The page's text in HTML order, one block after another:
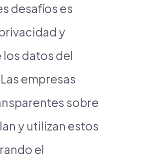
desafíos es
y
datos del
empresas
sobre
y utilizan estos
el